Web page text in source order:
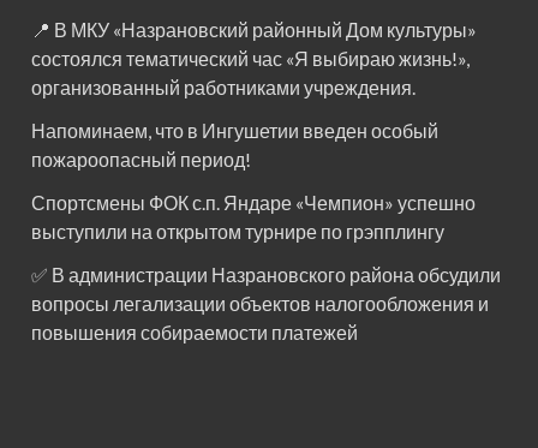
📍 В МКУ «Назрановский районный Дом культуры»
состоялся тематический час «Я выбираю жизнь!»,
организованный работниками учреждения.
Напоминаем, что в Ингушетии введен особый
пожароопасный период!⁣⁣⠀
Спортсмены ФОК с.п. Яндаре «Чемпион» успешно
выступили на открытом турнире по грэпплингу
✅ В администрации Назрановского района обсудили
вопросы легализации объектов налогообложения и
повышения собираемости платежей